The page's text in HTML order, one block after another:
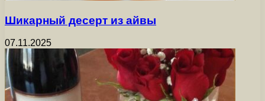
Шикарный десерт из айвы
07.11.2025